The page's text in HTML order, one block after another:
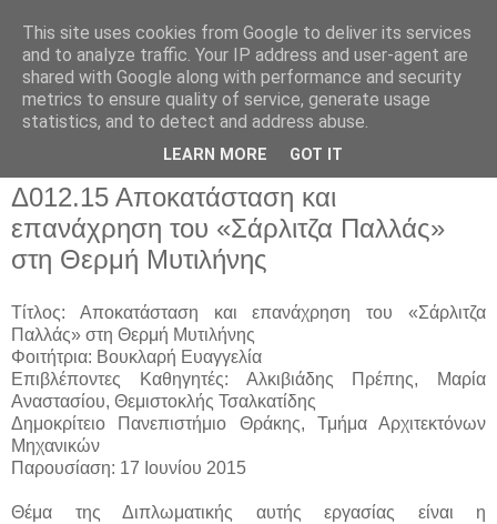
Δ012.15 Αποκατάσταση και
επανάχρηση του «Σάρλιτζα Παλλάς»
στη Θερμή Μυτιλήνης
Τίτλος: Αποκατάσταση και επανάχρηση του «Σάρλιτζα
Παλλάς» στη Θερμή Μυτιλήνης
Φοιτήτρια: Βουκλαρή Ευαγγελία
Επιβλέποντες Καθηγητές: Αλκιβιάδης Πρέπης, Μαρία
Αναστασίου, Θεμιστοκλής Τσαλκατίδης
Δημοκρίτειο Πανεπιστήμιο Θράκης, Τμήμα Αρχιτεκτόνων
Μηχανικών
Παρουσίαση: 17 Ιουνίου 2015
Θέμα της Διπλωματικής αυτής εργασίας είναι η
This site uses cookies from Google to deliver its services
and to analyze traffic. Your IP address and user-agent are
shared with Google along with performance and security
metrics to ensure quality of service, generate usage
statistics, and to detect and address abuse.
LEARN MORE GOT IT